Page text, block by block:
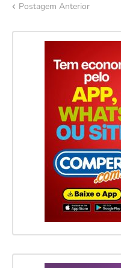
Postagem Anterior